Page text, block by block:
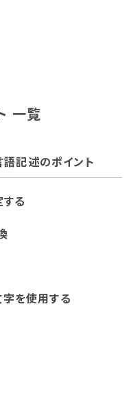
一覧
記述のポイント
る
を使用する